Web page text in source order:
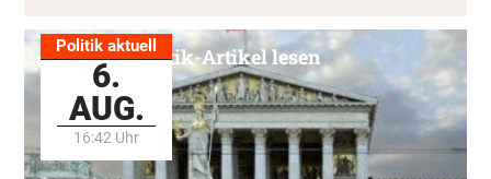
Politik aktuell
6.
AUG.
16:42 Uhr
Alle Politik-Artikel lesen